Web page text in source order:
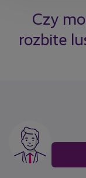
Czy
rozbite
Image